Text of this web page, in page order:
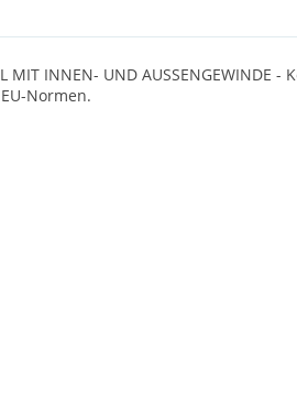
MIT INNEN- UND
Normen.